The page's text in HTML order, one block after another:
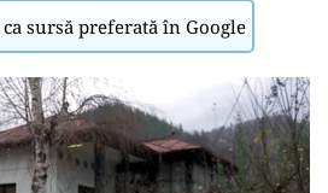
sursă preferată în Google